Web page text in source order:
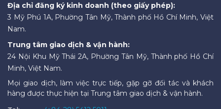
Địa chỉ đăng ký kinh doanh (theo giấy phép):
3 Mỹ Phú 1A, Phường Tân Mỹ, Thành phố Hồ Chí Minh, Việt
Nam.
Trung tâm giao dịch & vận hành:
24 Nội Khu Mỹ Thái 2A, Phường Tân Mỹ, Thành phố Hồ Chí
Minh, Việt Nam.
Mọi giao dịch, làm việc trực tiếp, gặp gỡ đối tác và khách
hàng được thực hiện tại Trung tâm giao dịch & vận hành.